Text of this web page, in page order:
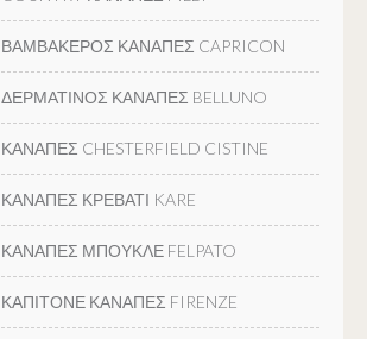
ΒΑΜΒΑΚΕΡΟΣ ΚΑΝΑΠΕΣ CAPRICON
ΔΕΡΜΑΤΙΝΟΣ ΚΑΝΑΠΕΣ BELLUNO
ΚΑΝΑΠΕΣ CHESTERFIELD CISTINE
ΚΑΝΑΠΕΣ ΚΡΕΒΑΤΙ KARE
ΚΑΝΑΠΕΣ ΜΠΟΥΚΛΕ FELPATO
ΚΑΠΙΤΟΝΕ ΚΑΝΑΠΕΣ FIRENZE